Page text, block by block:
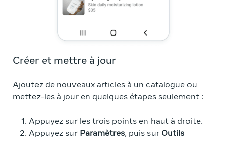
Créer et mettre à jour
Ajoutez de nouveaux articles à un catalogue ou
mettez-les à jour en quelques étapes seulement :
Appuyez sur les trois points en haut à droite.
Appuyez sur Paramètres, puis sur Outils